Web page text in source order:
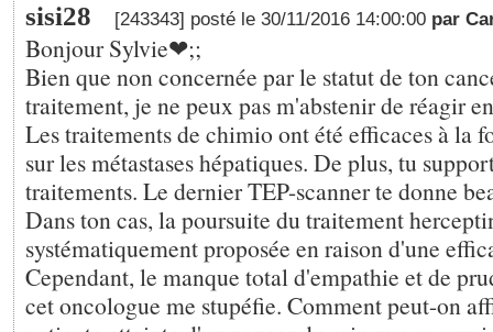
sisi28 [243343] posté le 30/11/2016 14:00:00 par
Bonjour Sylvie❤;️;
Bien que non concernée par le statut de ton
traitement, je ne peux pas m'abstenir de réagir
Les traitements de chimio ont été efficaces à la
sur les métastases hépatiques. De plus, tu
traitements. Le dernier TEP-scanner te donne
Dans ton cas, la poursuite du traitement
systématiquement proposée en raison d'une
Cependant, le manque total d'empathie et de
cet oncologue me stupéfie. Comment peut-on